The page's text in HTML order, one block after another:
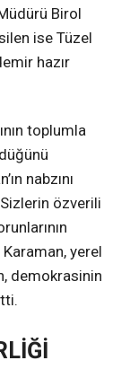
Birol
ise Tüzel
hazır
toplumla
nabzını
özverili
yerel
demokrasinin